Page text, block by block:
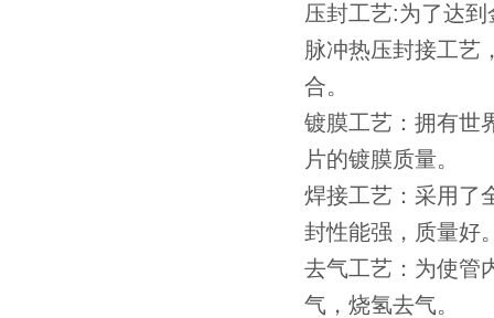
压封工艺:为了达
脉冲热压封接工艺
合。
镀膜工艺：拥有世
片的镀膜质量。
焊接工艺：采用了
封性能强，质量好
去气工艺：为使管
气，烧氢去气。